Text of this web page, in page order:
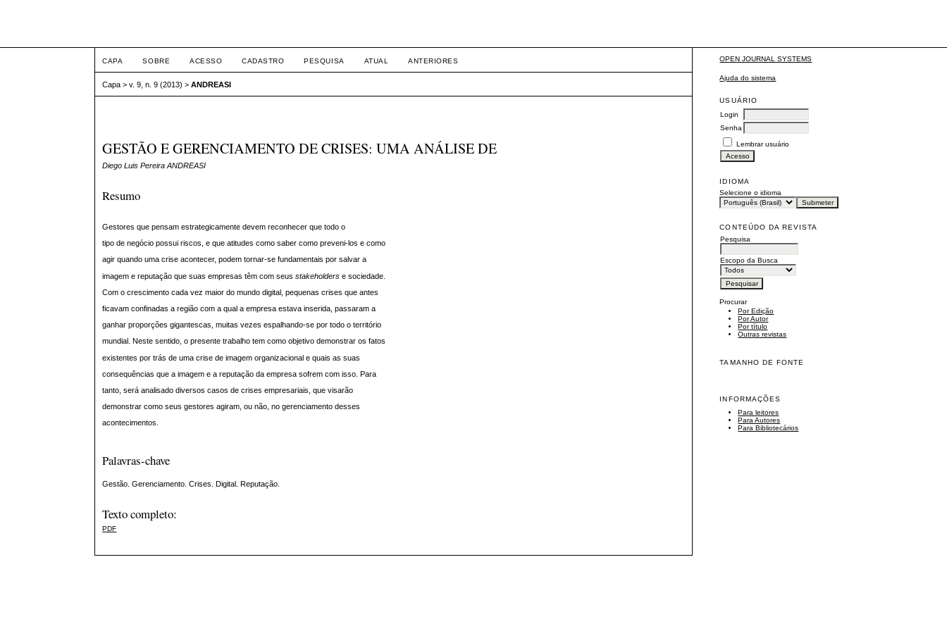
OPEN JOURNAL SYSTEMS
Ajuda do sistema
USUÁRIO
Login
Senha
Lembrar usuário
IDIOMA
Selecione o idioma
CONTEÚDO DA REVISTA
Pesquisa
Escopo da Busca
Procurar
Por Edição
Por Autor
Por título
Outras revistas
TAMANHO DE FONTE
INFORMAÇÕES
Para leitores
Para Autores
Para Bibliotecários
CAPA SOBRE ACESSO CADASTRO PESQUISA ATUAL ANTERIORES
Capa >v. 9, n. 9 (2013) >ANDREASI
GESTÃO E GERENCIAMENTO DE CRISES: UMA ANÁLISE DE
Diego Luis Pereira ANDREASI
Resumo
Gestores que pensam estrategicamente devem reconhecer que todo o
tipo de negócio possui riscos, e que atitudes como saber como preveni-los e como
agir quando uma crise acontecer, podem tornar-se fundamentais por salvar a
imagem e reputação que suas empresas têm com seusstakeholderse sociedade.
Com o crescimento cada vez maior do mundo digital, pequenas crises que antes
ficavam confinadas a região com a qual a empresa estava inserida, passaram a
ganhar proporções gigantescas, muitas vezes espalhando-se por todo o território
mundial. Neste sentido, o presente trabalho tem como objetivo demonstrar os fatos
existentes por trás de uma crise de imagem organizacional e quais as suas
consequências que a imagem e a reputação da empresa sofrem com isso. Para
tanto, será analisado diversos casos de crises empresariais, que visarão
demonstrar como seus gestores agiram, ou não, no gerenciamento desses
acontecimentos.
Palavras-chave
Gestão. Gerenciamento. Crises. Digital. Reputação.
Texto completo:
PDF